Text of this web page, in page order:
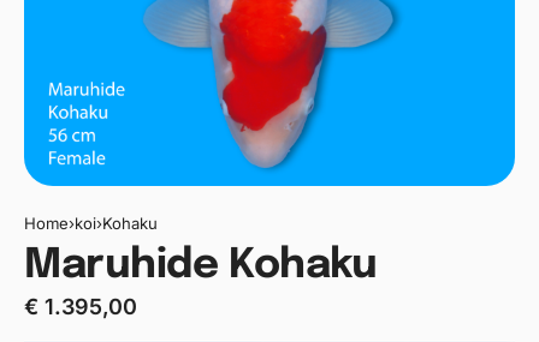
Home›koi›Kohaku
Maruhide Kohaku
€ 1.395,00